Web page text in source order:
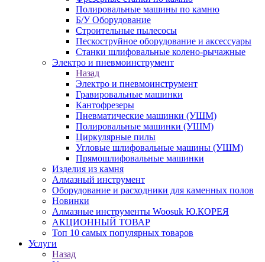
Полировальные машины по камню
Б/У Оборудование
Строительные пылесосы
Пескоструйное оборудование и аксессуары
Станки шлифовальные колено-рычажные
Электро и пневмоинструмент
Назад
Электро и пневмоинструмент
Гравировальные машинки
Кантофрезеры
Пневматические машинки (УШМ)
Полировальные машинки (УШМ)
Циркулярные пилы
Угловые шлифовальные машины (УШМ)
Прямошлифовальные машинки
Изделия из камня
Алмазный инструмент
Оборудование и расходники для каменных полов
Новинки
Алмазные инструменты Woosuk Ю.КОРЕЯ
АКЦИОННЫЙ ТОВАР
Топ 10 самых популярных товаров
Услуги
Назад